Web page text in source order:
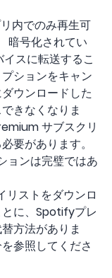
内でのみ再生可
暗号化されてい
スに転送するこ
ションをキャン
ウンロードした
きなくなりま
サブスクリ
要があります。
ョンは完璧ではあ
ストをダウンロ
に、Spotifyプレ
方法がありま
参照してくださ